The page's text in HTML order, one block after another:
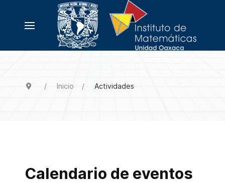
Inicio Actividades
Calendario de eventos